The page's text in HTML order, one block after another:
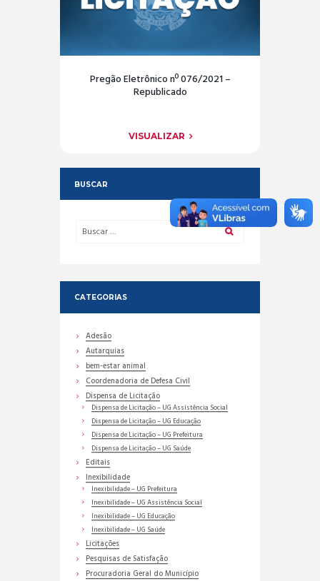
Pregão Eletrônico nº 076/2021 –
Republicado
VISUALIZAR
BUSCAR
CATEGORIAS
Adesão
Autarquias
bem-estar animal
Coordenadoria de Defesa Civil
Dispensa de Licitação
Dispensa de Licitação – UG Assistência Social
Dispensa de Licitação – UG Educação
Dispensa de Licitação – UG Prefeitura
Dispensa de Licitação – UG Saúde
Editais
Inexibilidade
Inexibilidade – UG Prefeitura
Inexibilidade – UG Assistência Social
Inexibilidade – UG Educação
Inexibilidade – UG Saúde
Licitações
Pesquisas de Satisfação
Procuradoria Geral do Município